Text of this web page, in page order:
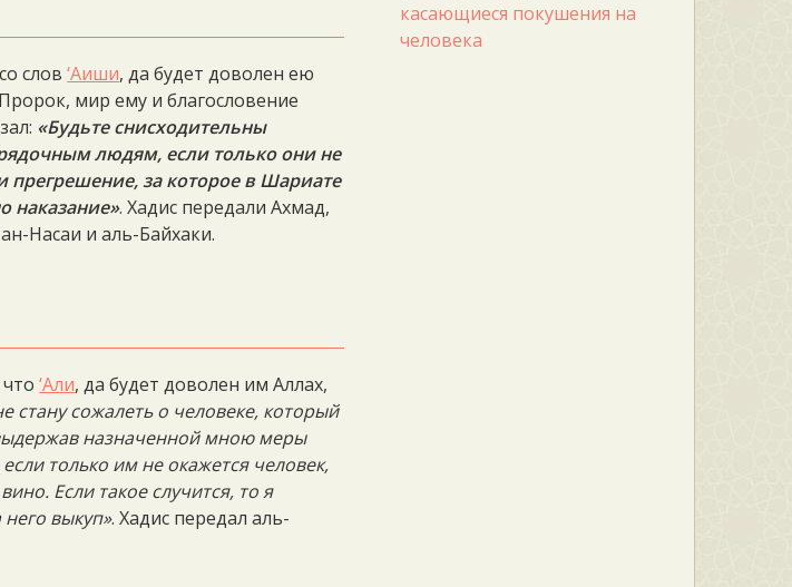
слов‘Аиши, да будет доволен ею
мир ему и благословение
«Будьте снисходительны
людям, если только они не
прегрешение, за которое в Шариате
наказание». Хадис передали Ахмад,
Насаи и аль-Байхаки.
что‘Али, да будет доволен им Аллах,
стану сожалеть о человеке, который
назначенной мною меры
только им не окажется человек,
Если такое случится, то я
выкуп». Хадис передал аль-
касающиеся покушения на
человека